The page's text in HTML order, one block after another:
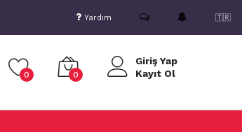
Yardım 🇹🇷
0 0
Giriş Yap
Kayıt Ol